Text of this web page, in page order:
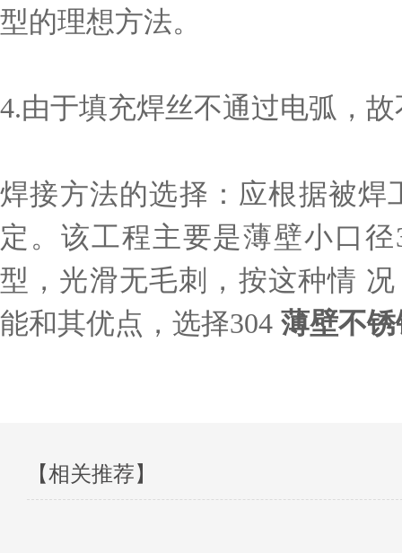
型的理想方法。
4.由于填充焊丝不通过电弧，
焊接方法的选择：应根据被
定。该工程主要是薄壁小口
型，光滑无毛刺，按这种情
能和其优点，选择304 薄壁不
【相关推荐】